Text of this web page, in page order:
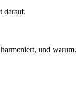
darauf.
und warum.